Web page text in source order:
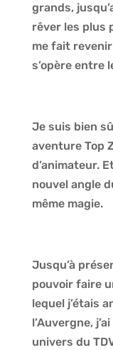
grands,
rêver les plus
me fait
s’opère entre
Je suis bien
aventure Top
d’animateur.
nouvel angle
même magie.
Jusqu’à
pouvoir faire
lequel j’étais
l’Auvergne,
univers du